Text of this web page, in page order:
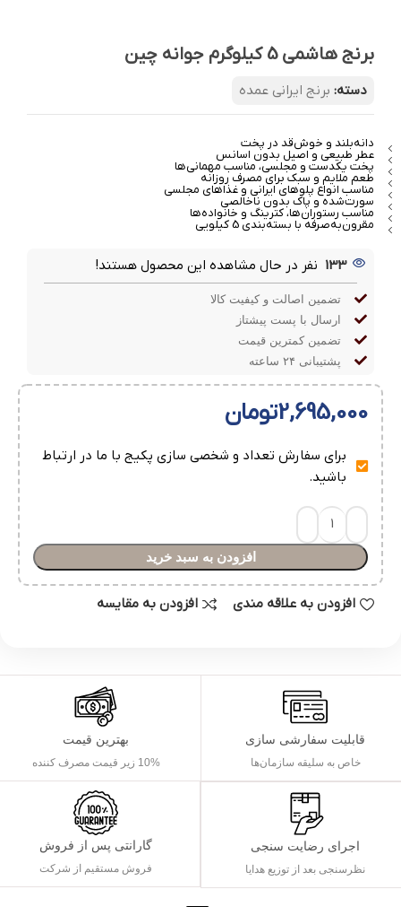
برنج هاشمی 5 کیلوگرم جوانه چین
دسته: برنج ایرانی عمده
دانه‌بلند و خوش‌قد در پخت
عطر طبیعی و اصیل بدون اسانس
پخت یکدست و مجلسی، مناسب مهمانی‌ها
طعم ملایم و سبک برای مصرف روزانه
مناسب انواع پلوهای ایرانی و غذاهای مجلسی
سورت‌شده و پاک بدون ناخالصی
مناسب رستوران‌ها، کترینگ و خانواده‌ها
مقرون‌به‌صرفه با بسته‌بندی 5 کیلویی
133 نفر در حال مشاهده این محصول هستند!
تضمین اصالت و کیفیت کالا
ارسال با پست پیشتاز
تضمین کمترین قیمت
پشتیبانی ۲۴ ساعته
2,695,000تومان
برای سفارش تعداد و شخصی سازی پکیج با ما در ارتباط
باشید.
افزودن به سبد خرید
افزودن به علاقه مندی افزودن به مقایسه
قابلیت سفارشی سازی
خاص به سلیقه سازمان‌ها
بهترین قیمت
10% زیر قیمت مصرف کننده
اجرای رضایت سنجی
نظرسنجی بعد از توزیع هدایا
گارانتی پس از فروش
فروش مستقیم از شرکت